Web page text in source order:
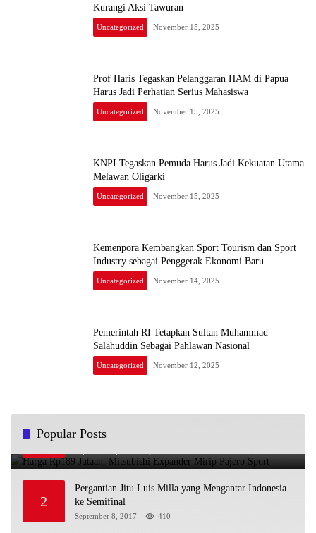
Kurangi Aksi Tawuran
Uncategorized November 15, 2025
Prof Haris Tegaskan Pelanggaran HAM di Papua
Harus Jadi Perhatian Serius Mahasiswa
Uncategorized November 15, 2025
KNPI Tegaskan Pemuda Harus Jadi Kekuatan Utama
Melawan Oligarki
Uncategorized November 15, 2025
Kemenpora Kembangkan Sport Tourism dan Sport
Industry sebagai Penggerak Ekonomi Baru
Uncategorized November 14, 2025
Pemerintah RI Tetapkan Sultan Muhammad
Salahuddin Sebagai Pahlawan Nasional
Uncategorized November 12, 2025
Popular Posts
1
Pajero Sport
2
Pergantian Jitu Luis Milla yang Mengantar Indonesia
ke Semifinal
September 8, 2017 410